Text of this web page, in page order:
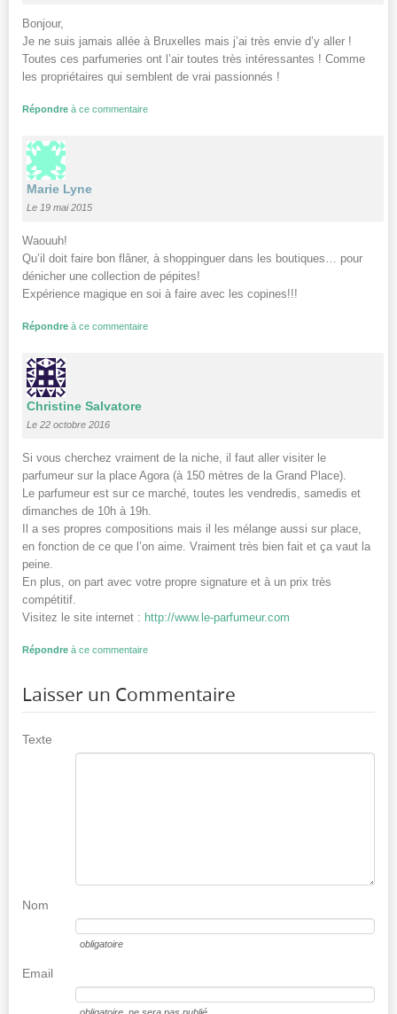
Bonjour,
Je ne suis jamais allée à Bruxelles mais j’ai très envie d’y aller !
Toutes ces parfumeries ont l’air toutes très intéressantes ! Comme
les propriétaires qui semblent de vrai passionnés !
Répondre à ce commentaire
Marie Lyne
Le 19 mai 2015
Waouuh!
Qu’il doit faire bon flâner, à shoppinguer dans les boutiques… pour
dénicher une collection de pépites!
Expérience magique en soi à faire avec les copines!!!
Répondre à ce commentaire
Christine Salvatore
Le 22 octobre 2016
Si vous cherchez vraiment de la niche, il faut aller visiter le
parfumeur sur la place Agora (à 150 mètres de la Grand Place).
Le parfumeur est sur ce marché, toutes les vendredis, samedis et
dimanches de 10h à 19h.
Il a ses propres compositions mais il les mélange aussi sur place,
en fonction de ce que l’on aime. Vraiment très bien fait et ça vaut la
peine.
En plus, on part avec votre propre signature et à un prix très
compétitif.
Visitez le site internet : http://www.le-parfumeur.com
Répondre à ce commentaire
Laisser un Commentaire
Texte
Nom
obligatoire
Email